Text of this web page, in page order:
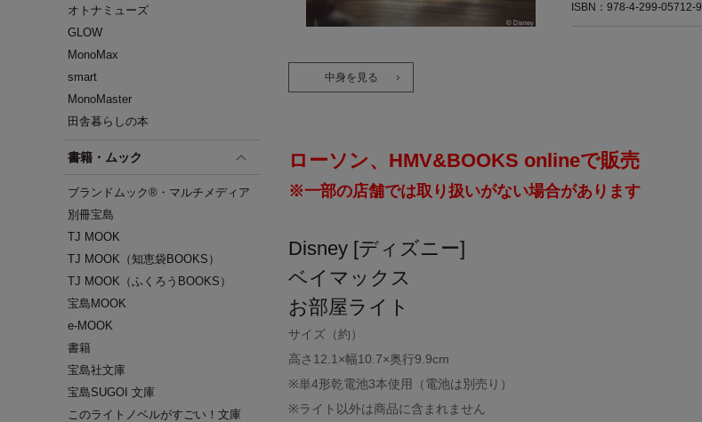
オトナミューズ
GLOW
MonoMax
smart
MonoMaster
田舎暮らしの本
書籍・ムック
ブランドムック®・マルチメディア
別冊宝島
TJ MOOK
TJ MOOK（知恵袋BOOKS）
TJ MOOK（ふくろうBOOKS）
宝島MOOK
e-MOOK
書籍
宝島社文庫
宝島SUGOI 文庫
このライトノベルがすごい！文庫
中身を見る
ISBN：978-4-299-05712-9
ローソン、HMV&BOOKS onlineで販売
※一部の店舗では取り扱いがない場合があります
Disney [ディズニー]
ベイマックス
お部屋ライト
サイズ（約）
高さ12.1×幅10.7×奥行9.9cm
※単4形乾電池3本使用（電池は別売り）
※ライト以外は商品に含まれません